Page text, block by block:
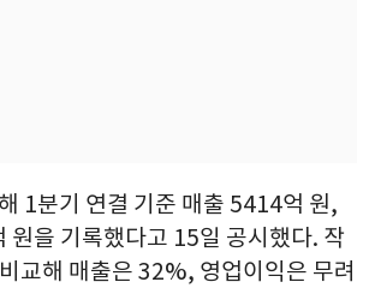
1분기 연결 기준 매출 5414억 원,
원을 기록했다고 15일 공시했다. 작
교해 매출은 32%, 영업이익은 무려